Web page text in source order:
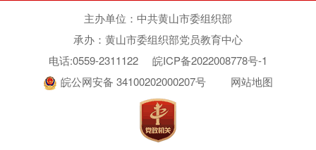
主办单位：中共黄山市委组织部
承办：黄山市委组织部党员教育中心
电话:0559-2311122
皖ICP备2022008778号-1
皖公网安备 34100202000207号
网站地图